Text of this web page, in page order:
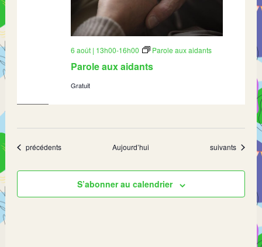
Parole aux aidants
6 août | 13h00-16h00 Parole aux aidants
Gratuit
Évènements
précédents Aujourd’hui Évènements
suivants
S’abonner au calendrier